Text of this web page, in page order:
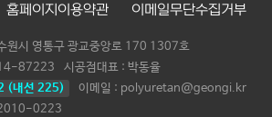
홈페이지이용약관 이메일무단수집거부
원시 영통구 광교중앙로 170 1307호
87223 시공점대표 : 박동율
(내선 225)
이메일 : polyuretan@geongi.kr
2010-0223